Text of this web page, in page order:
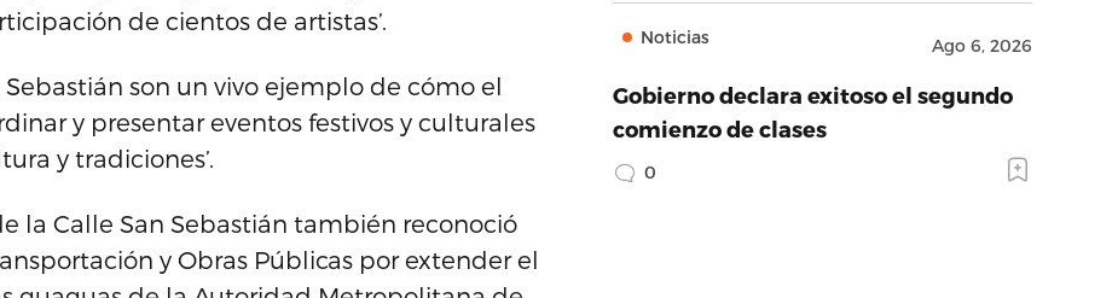
de cientos de artistas’.
Sebastián son un vivo ejemplo de cómo el
y presentar eventos festivos y culturales
y tradiciones’.
la Calle San Sebastián también reconoció
y Obras Públicas por extender el
Noticias Ago 6, 2026
Gobierno declara exitoso el segundo
comienzo de clases
0